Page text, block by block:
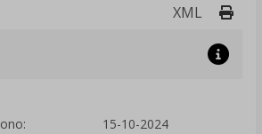
XML
15-10-2024